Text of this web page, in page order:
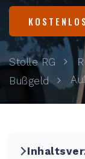
Stolle RG
Bußgeld